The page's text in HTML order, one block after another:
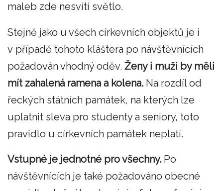
maleb zde nesvítí světlo.
Stejně jako u všech církevních objektů je i
v případě tohoto kláštera po návštěvnících
požadován vhodný oděv. Ženy i muži by měli
mít zahalená ramena a kolena. Na rozdíl od
řeckých státních památek, na kterých lze
uplatnit sleva pro studenty a seniory, toto
pravidlo u církevních památek neplatí.
Vstupné je jednotné pro všechny. Po
návštěvnících je také požadováno obecné